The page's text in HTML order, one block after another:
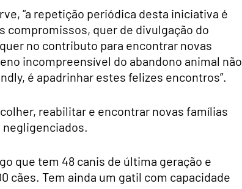
“a repetição periódica desta iniciativa é
compromissos, quer de divulgação do
no contributo para encontrar novas
incompreensível do abandono animal não
é apadrinhar estes felizes encontros”.
reabilitar e encontrar novas famílias
negligenciados.
que tem 48 canis de última geração e
cães. Tem ainda um gatil com capacidade